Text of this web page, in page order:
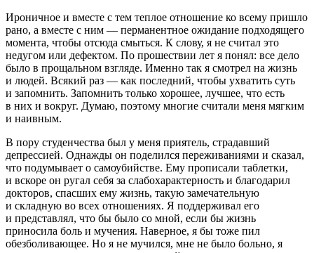
Ироничное и вместе с тем теплое отношение ко всему пришло
рано, а вместе с ним — перманентное ожидание подходящего
момента, чтобы отсюда смыться. К слову, я не считал это
недугом или дефектом. По прошествии лет я понял: все дело
было в прощальном взгляде. Именно так я смотрел на жизнь
и людей. Всякий раз — как последний, чтобы ухватить суть
и запомнить. Запомнить только хорошее, лучшее, что есть
в них и вокруг. Думаю, поэтому многие считали меня мягким
и наивным.
В пору студенчества был у меня приятель, страдавший
депрессией. Однажды он поделился переживаниями и сказал,
что подумывает о самоубийстве. Ему прописали таблетки,
и вскоре он ругал себя за слабохарактерность и благодарил
докторов, спасших ему жизнь, такую замечательную
и складную во всех отношениях. Я поддерживал его
и представлял, что бы было со мной, если бы жизнь
приносила боль и мучения. Наверное, я бы тоже пил
обезболивающее. Но я не мучился, мне не было больно, я